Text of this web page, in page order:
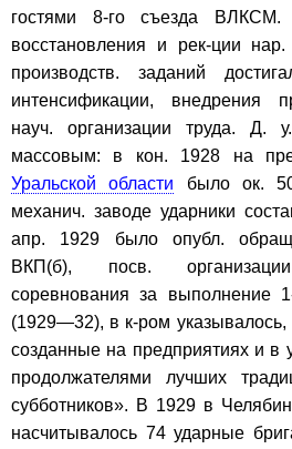
гостями 8-го съезда
восстановления и рек-ции
производств. заданий
интенсификации, внедрения
науч. организации труда. Д.
массовым: в кон. 1928 на
Уральской области было ок.
механич. заводе ударники
апр. 1929 было опубл.
ВКП(б), посв. организации
соревнования за выполнение
(1929—32), в к-ром указывалось,
созданные на предприятиях и в
продолжателями лучших
субботников». В 1929 в
насчитывалось 74 ударные